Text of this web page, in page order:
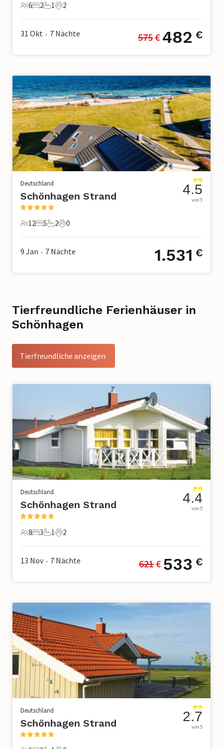
6 Gäste
6
2 Schlafzimmer
2
1 Badezimmer
1
2 Haustiere
2
31 Okt • 7 Nächte 575 € 482 €
Deutschland
Schönhagen Strand
12 Gäste
12
5 Schlafzimmer
5
2 Badezimmer
2
0 Haustiere
0
4.5
von 5
9 Jan • 7 Nächte 1.531 €
Tierfreundliche Ferienhäuser in
Schönhagen
Tierfreundliche anzeigen
Deutschland
Schönhagen Strand
8 Gäste
8
3 Schlafzimmer
3
1 Badezimmer
1
2 Haustiere
2
4.4
von 5
13 Nov • 7 Nächte 621 € 533 €
Deutschland
Schönhagen Strand 2.7
von 5